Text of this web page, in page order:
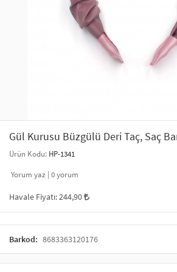
SAÇ AKSESUARLARI
GELİN / DÜĞÜN AKSESUARLARI
ŞAL VE FULAR
KULLAN AT TABAK BARDAK SETİ
Gül Kurusu Büzgülü Deri Taç, Saç
Ürün Kodu: HP-1341
Yorum yaz | 0yorum
Havale Fiyatı:244,90
Barkod: 8683363120176